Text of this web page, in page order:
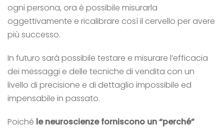
ogni persona, ora è possibile misurarla
oggettivamente e ricalibrare così il cervello per avere
più successo.
In futuro sarà possibile testare e misurare l’efficacia
dei messaggi e delle tecniche di vendita con un
livello di precisione e di dettaglio impossibile ed
impensabile in passato.
Poiché le neuroscienze forniscono un “perché”